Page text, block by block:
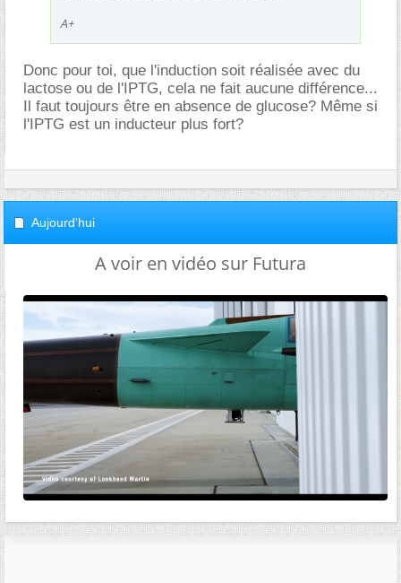
A+
Donc pour toi, que l'induction soit réalisée avec du
lactose ou de l'IPTG, cela ne fait aucune différence...
Il faut toujours être en absence de glucose? Même si
l'IPTG est un inducteur plus fort?
Aujourd'hui
A voir en vidéo sur Futura